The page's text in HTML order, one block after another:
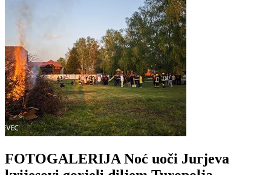
FOTOGALERIJA Noć uoči Jurjeva